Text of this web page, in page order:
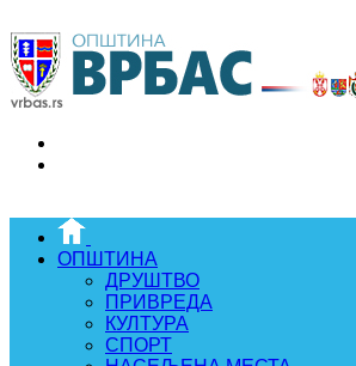
ОПШТИНА
ДРУШТВО
ПРИВРЕДА
КУЛТУРА
СПОРТ